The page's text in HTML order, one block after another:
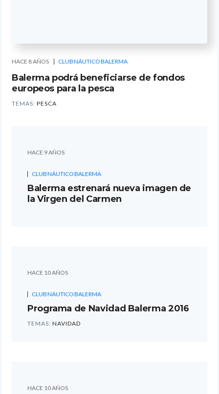
HACE 8 AÑOS CLUB NÁUTICO BALERMA
Balerma podrá beneficiarse de fondos
europeos para la pesca
TEMAS: PESCA
HACE 9 AÑOS
CLUB NÁUTICO BALERMA
Balerma estrenará nueva imagen de
la Virgen del Carmen
HACE 10 AÑOS
CLUB NÁUTICO BALERMA
Programa de Navidad Balerma 2016
TEMAS: NAVIDAD
HACE 10 AÑOS